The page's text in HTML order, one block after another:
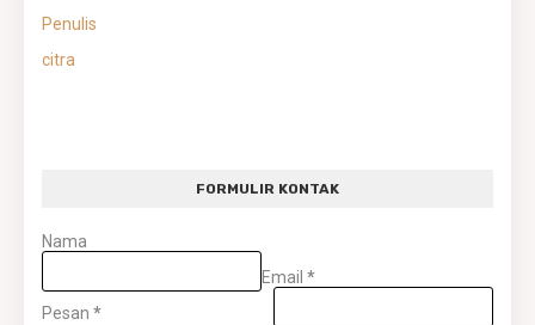
Penulis
citra
FORMULIR KONTAK
Nama
Email *
Pesan *